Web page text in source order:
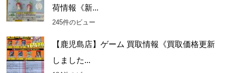
荷情報《新...
245件のビュー
【鹿児島店】ゲーム 買取情報《買取価格更新
しました...